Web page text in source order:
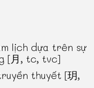
lịch dựa trên sự
[月, tc, tvc]
thuyết [玥,